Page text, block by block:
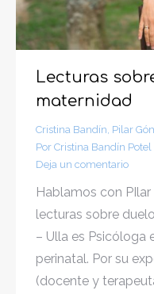
Lecturas
maternidad
Cristina Bandín Pilar
Por Cristina Bandín Potel
Deja un comentario
Hablamos con
lecturas sobre
– Ulla es Psicóloga
perinatal. Por su
(docente y